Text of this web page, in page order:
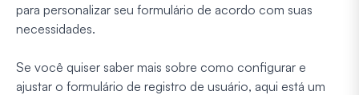
para personalizar seu formulário de acordo com suas
necessidades.
Se você quiser saber mais sobre como configurar e
ajustar o formulário de registro de usuário, aqui está um